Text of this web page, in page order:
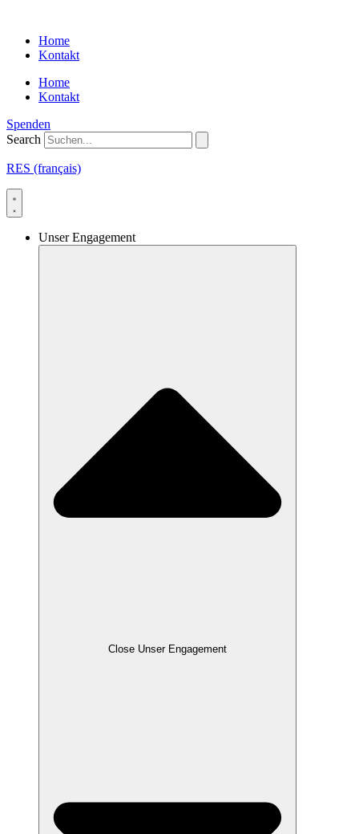
contentHome
Kontakt
Home
Kontakt
Spenden
Search
RES (français)
Unser Engagement
Close Unser Engagement